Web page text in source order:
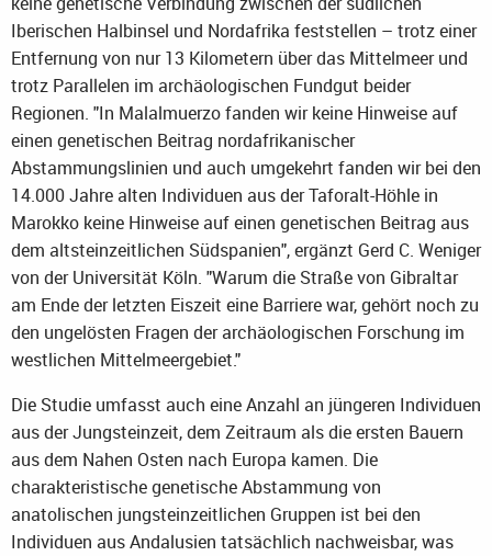
Iberischen Halbinsel und Nordafrika feststellen – trotz einer
Entfernung von nur 13 Kilometern über das Mittelmeer und
trotz Parallelen im archäologischen Fundgut beider
Regionen. "In Malalmuerzo fanden wir keine Hinweise auf
einen genetischen Beitrag nordafrikanischer
Abstammungslinien und auch umgekehrt fanden wir bei den
14.000 Jahre alten Individuen aus der Taforalt-Höhle in
Marokko keine Hinweise auf einen genetischen Beitrag aus
dem altsteinzeitlichen Südspanien", ergänzt Gerd C. Weniger
von der Universität Köln. "Warum die Straße von Gibraltar
am Ende der letzten Eiszeit eine Barriere war, gehört noch zu
den ungelösten Fragen der archäologischen Forschung im
westlichen Mittelmeergebiet."
Die Studie umfasst auch eine Anzahl an jüngeren Individuen
aus der Jungsteinzeit, dem Zeitraum als die ersten Bauern
aus dem Nahen Osten nach Europa kamen. Die
charakteristische genetische Abstammung von
anatolischen jungsteinzeitlichen Gruppen ist bei den
Individuen aus Andalusien tatsächlich nachweisbar, was